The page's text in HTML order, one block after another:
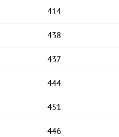
414
438
437
444
451
446